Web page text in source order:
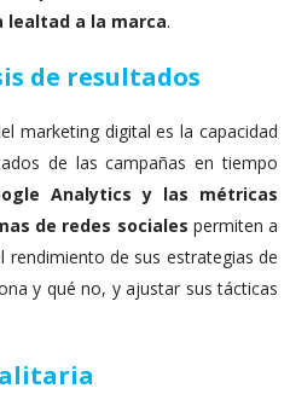
lealtad a la marca.
de resultados
marketing digital es la capacidad
de las campañas en tiempo
Analytics y las métricas
de redes sociales permiten a
rendimiento de sus estrategias de
y qué no, y ajustar sus tácticas